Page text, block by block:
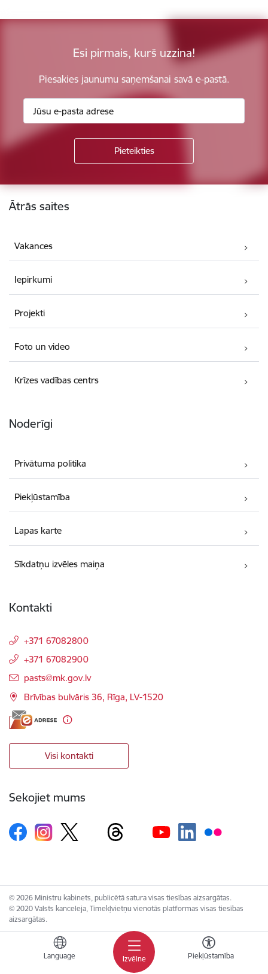
Izvēlne
Language Piekļūstamība
Esi pirmais, kurš uzzina!
Piesakies jaunumu saņemšanai savā e-pastā.
Kājene
Ātrās saites
Vakances
Iepirkumi
Projekti
Foto un video
Krīzes vadības centrs
Noderīgi
Privātuma politika
Piekļūstamība
Lapas karte
Sīkdatņu izvēles maiņa
Kontakti
+371 67082800
+371 67082900
E-pasts:
pasts@mk.gov.lv
Brīvības bulvāris 36, Rīga, LV-1520
Visi kontakti
Sekojiet mums
© 2026 Ministru kabinets, publicētā satura visas tiesības aizsargātas.
© 2020 Valsts kanceleja, Tīmekļvietņu vienotās platformas visas tiesības
aizsargātas.